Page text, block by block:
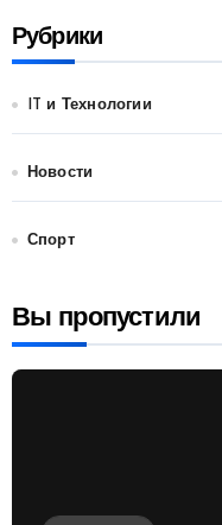
Рубрики
IT и Технологии
Новости
Спорт
Вы пропустили